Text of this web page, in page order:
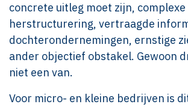
concrete uitleg moet zijn, complexe
herstructurering, vertraagde
dochterondernemingen, ernstige
ander objectief obstakel. Gewoon
niet een van.
Voor micro- en kleine bedrijven is